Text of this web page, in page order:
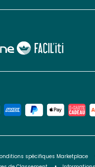
lien vers Faciliti
spécifiques Marketplace